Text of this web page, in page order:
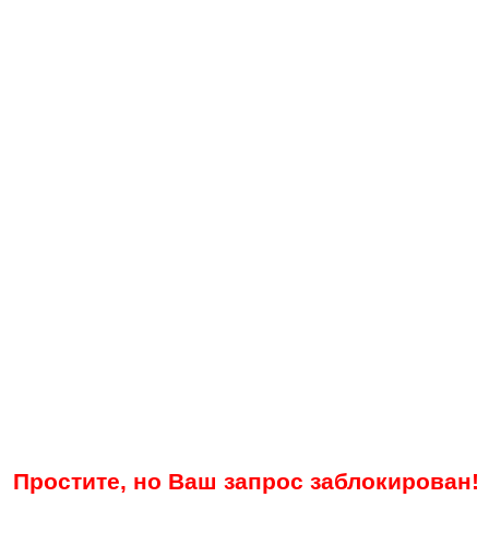
Простите, но Ваш запрос заблокирован!